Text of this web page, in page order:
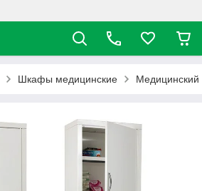
Шкафы медицинские